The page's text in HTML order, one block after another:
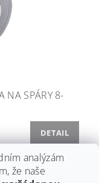
NA SPÁRY 8-
DETAIL
analýzám
že naše